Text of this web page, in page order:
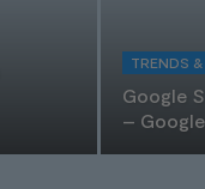
TRENDS
Google
–